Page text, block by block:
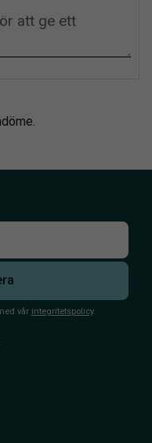
vår integritetspolicy.